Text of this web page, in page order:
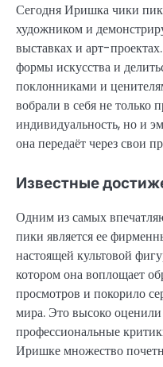
Сегодня Иришка чики
художником и
выставках и арт-
формы искусства и
поклонниками и
вобрали в себя не только
индивидуальность, но и
она передаёт через свои
Известные
Одним из самых
пики является ее
настоящей культовой
котором она воплощает
просмотров и покорило
мира. Это высоко оценили
профессиональные
Иришке множество